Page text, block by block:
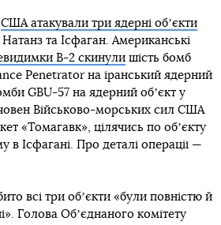
США атакували три ядерні обʼєкти
та Ісфаган. Американські
B-2 скинули шість бомб
Penetrator на іранський ядерний
GBU-57 на ядерний обʼєкт у
Військово-морських сил США
«Томагавк», цілячись по обʼєкту
в Ісфагані. Про деталі операції —
всі три обʼєкти «були повністю й
Голова Обʼєднаного комітету